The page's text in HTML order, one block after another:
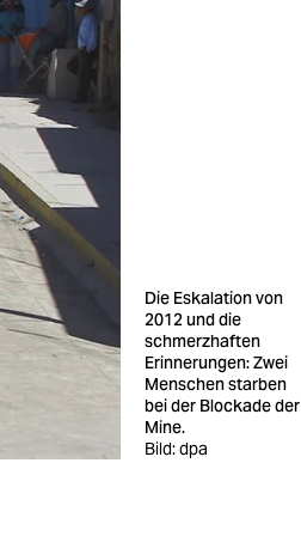
Die Eskalation von
2012 und die
schmerzhaften
Erinnerungen: Zwei
Menschen starben
bei der Blockade der
Mine.
Bild: dpa